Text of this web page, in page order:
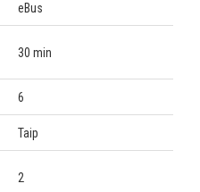
eBus
30 min
6
Taip
2